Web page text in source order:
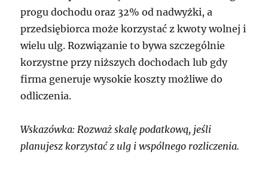
progu dochodu oraz 32% od nadwyżki, a
przedsiębiorca może korzystać z kwoty wolnej i
wielu ulg. Rozwiązanie to bywa szczególnie
korzystne przy niższych dochodach lub gdy
firma generuje wysokie koszty możliwe do
odliczenia.
Wskazówka: Rozważ skalę podatkową, jeśli
planujesz korzystać z ulg i wspólnego rozliczenia.